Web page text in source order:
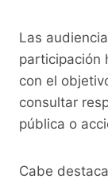
Las
participación
con el
consultar
pública o
Cabe